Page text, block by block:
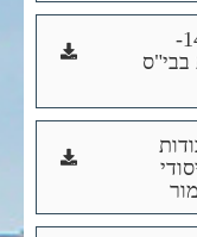
مناقصة/ מכרז 14/2022-
בבי"ס تحميل
2022 עבודות تحميل